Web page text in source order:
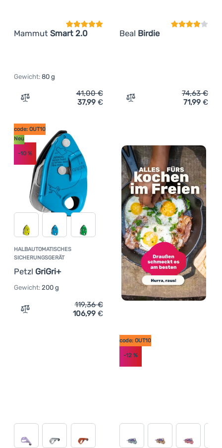
Mammut Smart 2.0
Gewicht: 80 g
Zum Vergleich 'Sicherungsgerät Mammut Smart 2.0'
41,00€
37,99 €
Beal Birdie
Zum Vergleich
74,63€
71,99 €
HALBAUTOMATISCHES
SICHERUNGSGERÄT
Petzl GriGri+
code: OUT10
Neu
-10 %
Gewicht: 200 g
Zum Vergleich 'Halbautomatisches Sicherungsgerät
119,36€
106,99 €
code: OUT10
-12%